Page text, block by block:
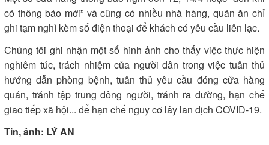
có thông báo mới” và cũng có nhiều nhà hàng, quán ăn chỉ
ghi tạm nghỉ kèm số điện thoại để khách có yêu cầu liên lạc.
Chúng tôi ghi nhận một số hình ảnh cho thấy việc thực hiện
nghiêm túc, trách nhiệm của người dân trong việc tuân thủ
hướng dẫn phòng bệnh, tuân thủ yêu cầu đóng cửa hàng
quán, tránh tập trung đông người, tránh ra đường, hạn chế
giao tiếp xã hội... để hạn chế nguy cơ lây lan dịch COVID-19.
Tin, ảnh: LÝ AN